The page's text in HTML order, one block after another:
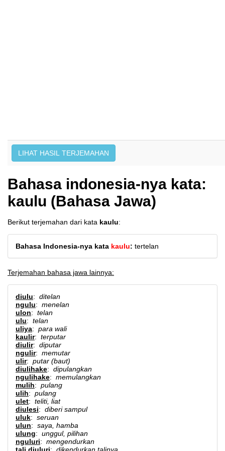
Bahasa indonesia-nya kata:
kaulu (Bahasa Jawa)
Berikut terjemahan dari kata kaulu:
Bahasa Indonesia-nya kata kaulu: tertelan
Terjemahan bahasa jawa lainnya:
diulu: ditelan
ngulu: menelan
ulon: telan
ulu: telan
uliya: para wali
kaulir: terputar
diulir: diputar
ngulir: memutar
ulir: putar (baut)
diulihake: dipulangkan
ngulihake: memulangkan
mulih: pulang
ulih: pulang
ulet: teliti, liat
diulesi: diberi sampul
uluk: seruan
ulun: saya, hamba
ulung: unggul, pilihan
nguluri: mengendurkan